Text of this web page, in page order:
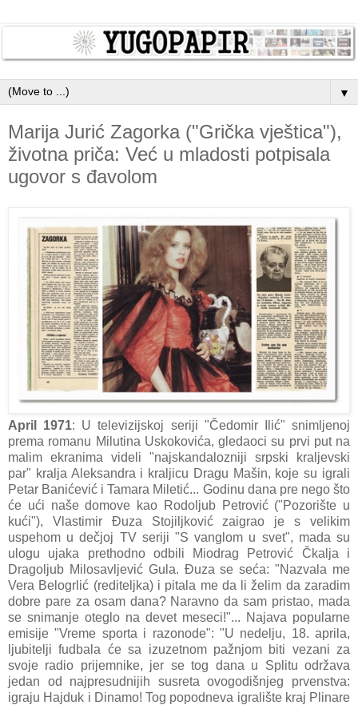
▼
Marija Jurić Zagorka ("Grička vještica"),
životna priča: Već u mladosti potpisala
ugovor s đavolom
April 1971: U televizijskoj seriji "Čedomir Ilić" snimljenoj
prema romanu Milutina Uskokovića, gledaoci su prvi put na
malim ekranima videli "najskandalozniji srpski kraljevski
par" kralja Aleksandra i kraljicu Dragu Mašin, koje su igrali
Petar Banićević i Tamara Miletić... Godinu dana pre nego što
će ući naše domove kao Rodoljub Petrović ("Pozorište u
kući"), Vlastimir Đuza Stojiljković zaigrao je s velikim
uspehom u dečjoj TV seriji "S vanglom u svet", mada su
ulogu ujaka prethodno odbili Miodrag Petrović Čkalja i
Dragoljub Milosavljević Gula. Đuza se seća: "Nazvala me
Vera Belogrlić (rediteljka) i pitala me da li želim da zaradim
dobre pare za osam dana? Naravno da sam pristao, mada
se snimanje oteglo na devet meseci!"... Najava popularne
emisije "Vreme sporta i razonode": "U nedelju, 18. aprila,
ljubitelji fudbala će sa izuzetnom pažnjom biti vezani za
svoje radio prijemnike, jer se tog dana u Splitu održava
jedan od najpresudnijih susreta ovogodišnjeg prvenstva:
igraju Hajduk i Dinamo! Tog popodneva igralište kraj Plinare